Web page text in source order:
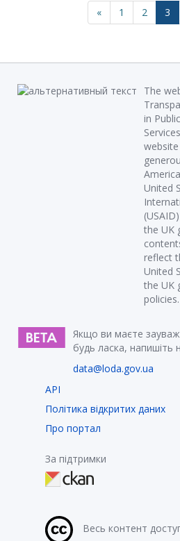
« 1 2 3
The
in
United
the UK
reflect
United
the UK
policies.
Якщо ви маєте
будь ласка, напишіть
data@loda.gov.ua
API
Політика відкритих даних
Про портал
За підтримки
Весь контент